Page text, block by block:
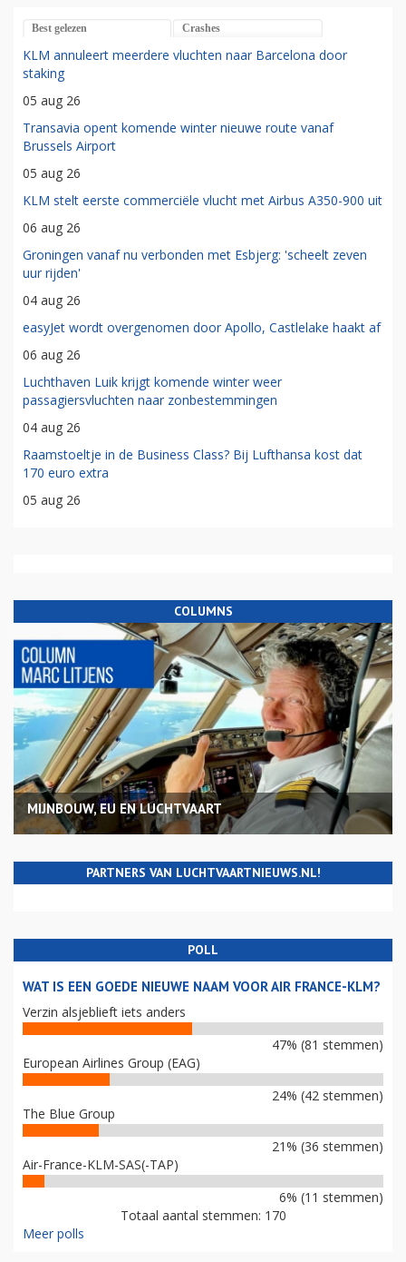
Best gelezen Crashes
KLM annuleert meerdere vluchten naar Barcelona door
staking
05 aug 26
Transavia opent komende winter nieuwe route vanaf
Brussels Airport
05 aug 26
KLM stelt eerste commerciële vlucht met Airbus A350-900 uit
06 aug 26
Groningen vanaf nu verbonden met Esbjerg: 'scheelt zeven
uur rijden'
04 aug 26
easyJet wordt overgenomen door Apollo, Castlelake haakt af
06 aug 26
Luchthaven Luik krijgt komende winter weer
passagiersvluchten naar zonbestemmingen
04 aug 26
Raamstoeltje in de Business Class? Bij Lufthansa kost dat
170 euro extra
05 aug 26
COLUMNS
MIJNBOUW, EU EN LUCHTVAART
PARTNERS VAN LUCHTVAARTNIEUWS.NL!
POLL
WAT IS EEN GOEDE NIEUWE NAAM VOOR AIR FRANCE-KLM?
Verzin alsjeblieft iets anders
47% (81 stemmen)
European Airlines Group (EAG)
24% (42 stemmen)
The Blue Group
21% (36 stemmen)
Air-France-KLM-SAS(-TAP)
6% (11 stemmen)
Totaal aantal stemmen: 170
Meer polls